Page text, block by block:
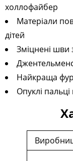
холлофайбер
Матеріали
дітей
Зміцнені шви
Найкраща
Опуклі